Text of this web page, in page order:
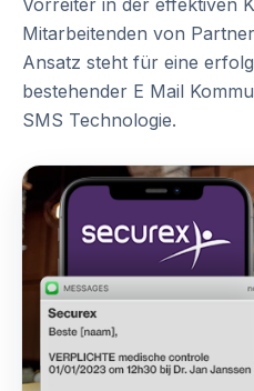
Vorreiter in der effektiven
Mitarbeitenden von
Ansatz steht für eine
bestehender E Mail
SMS Technologie.